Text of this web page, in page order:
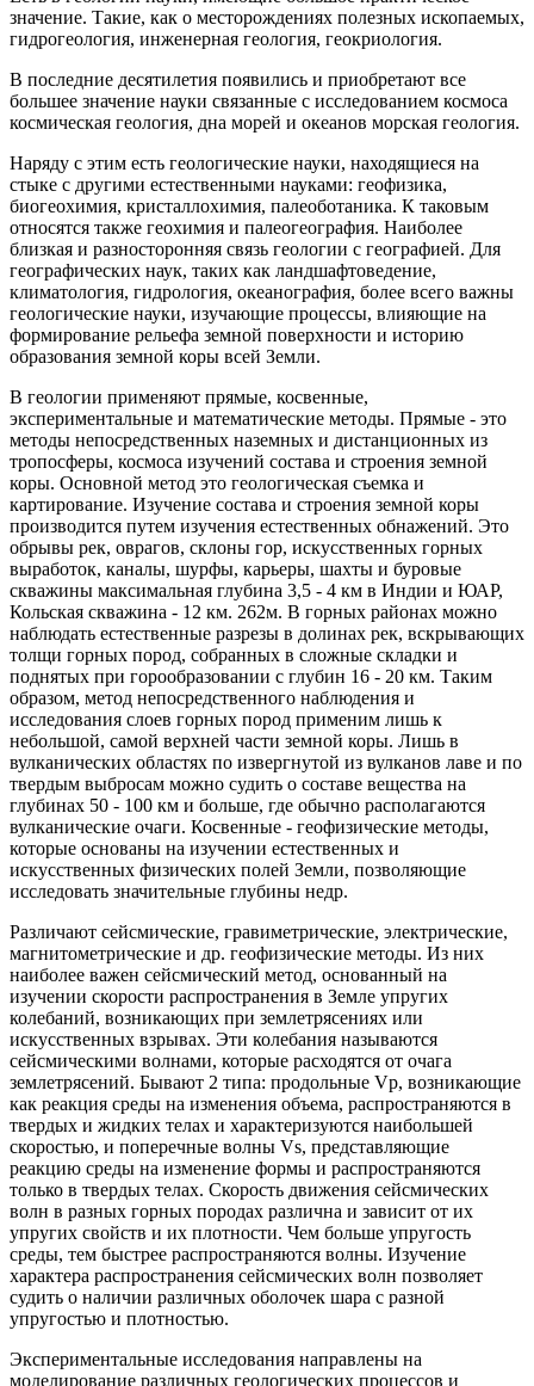
значение. Такие, как о месторождениях полезных ископаемых,
гидрогеология, инженерная геология, геокриология.
В последние десятилетия появились и приобретают все
большее значение науки связанные с исследованием космоса
космическая геология, дна морей и океанов морская геология.
Наряду с этим есть геологические науки, находящиеся на
стыке с другими естественными науками: геофизика,
биогеохимия, кристаллохимия, палеоботаника. К таковым
относятся также геохимия и палеогеография. Наиболее
близкая и разносторонняя связь геологии с географией. Для
географических наук, таких как ландшафтоведение,
климатология, гидрология, океанография, более всего важны
геологические науки, изучающие процессы, влияющие на
формирование рельефа земной поверхности и историю
образования земной коры всей Земли.
В геологии применяют прямые, косвенные,
экспериментальные и математические методы. Прямые - это
методы непосредственных наземных и дистанционных из
тропосферы, космоса изучений состава и строения земной
коры. Основной метод это геологическая съемка и
картирование. Изучение состава и строения земной коры
производится путем изучения естественных обнажений. Это
обрывы рек, оврагов, склоны гор, искусственных горных
выработок, каналы, шурфы, карьеры, шахты и буровые
скважины максимальная глубина 3,5 - 4 км в Индии и ЮАР,
Кольская скважина - 12 км. 262м. В горных районах можно
наблюдать естественные разрезы в долинах рек, вскрывающих
толщи горных пород, собранных в сложные складки и
поднятых при горообразовании с глубин 16 - 20 км. Таким
образом, метод непосредственного наблюдения и
исследования слоев горных пород применим лишь к
небольшой, самой верхней части земной коры. Лишь в
вулканических областях по извергнутой из вулканов лаве и по
твердым выбросам можно судить о составе вещества на
глубинах 50 - 100 км и больше, где обычно располагаются
вулканические очаги. Косвенные - геофизические методы,
которые основаны на изучении естественных и
искусственных физических полей Земли, позволяющие
исследовать значительные глубины недр.
Различают сейсмические, гравиметрические, электрические,
магнитометрические и др. геофизические методы. Из них
наиболее важен сейсмический метод, основанный на
изучении скорости распространения в Земле упругих
колебаний, возникающих при землетрясениях или
искусственных взрывах. Эти колебания называются
сейсмическими волнами, которые расходятся от очага
землетрясений. Бывают 2 типа: продольные Vp, возникающие
как реакция среды на изменения объема, распространяются в
твердых и жидких телах и характеризуются наибольшей
скоростью, и поперечные волны Vs, представляющие
реакцию среды на изменение формы и распространяются
только в твердых телах. Скорость движения сейсмических
волн в разных горных породах различна и зависит от их
упругих свойств и их плотности. Чем больше упругость
среды, тем быстрее распространяются волны. Изучение
характера распространения сейсмических волн позволяет
судить о наличии различных оболочек шара с разной
упругостью и плотностью.
Экспериментальные исследования направлены на
моделирование различных геологических процессов и